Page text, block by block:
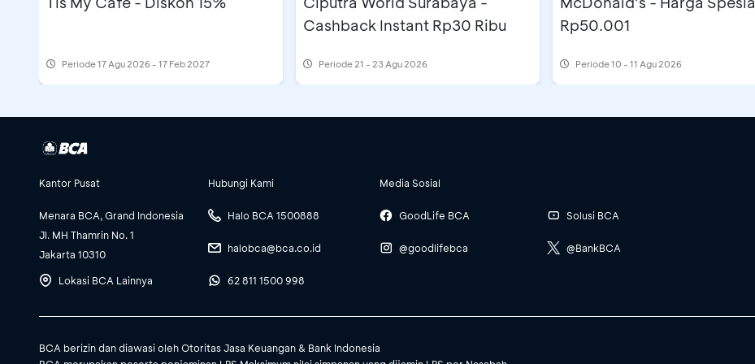
Periode17 Agu 2026 - 17 Feb 2027
Cashback Instant Rp30 Ribu
Periode21 - 23 Agu 2026
Rp50.001
Periode10 - 11 Agu 2026
Kantor Pusat
Menara BCA, Grand Indonesia
Jl. MH Thamrin No. 1
Jakarta 10310
Lokasi BCA Lainnya
Hubungi Kami
Halo BCA 1500888
halobca@bca.co.id
62 811 1500 998
Media Sosial
GoodLife BCA
@goodlifebca
Solusi BCA
@BankBCA
BCA berizin dan diawasi oleh Otoritas Jasa Keuangan & Bank Indonesia